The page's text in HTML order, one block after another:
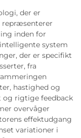
der er
repræsenterer
inden for
system
der er specifikt
fra
hastighed og
og rigtige feedback
overvåger
effektudgang
variationer i